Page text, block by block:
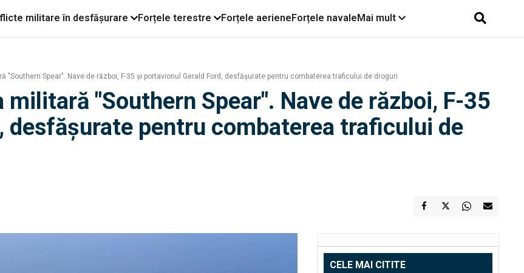
militare în desfășurare Forțele terestre Forțele aerieneForțele navaleMai mult
"Southern Spear". Nave de război, F-35 și portavionul Gerald Ford, desfășurate pentru combaterea traficului de droguri
militară "Southern Spear". Nave de război, F-35
desfășurate pentru combaterea traficului de
CELE MAI CITITE